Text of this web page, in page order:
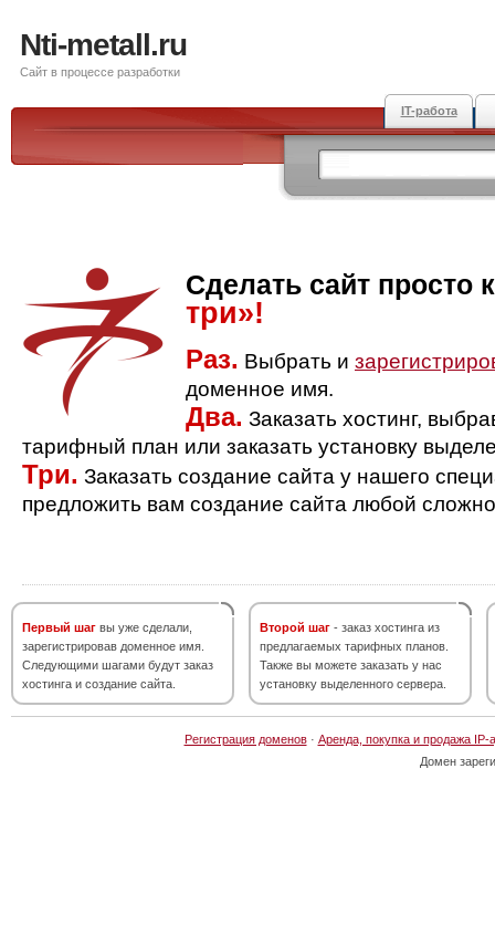
Nti-metall.ru
Сайт в процессе разработки
IT-работа
Сделать сайт просто
три»!
Раз. Выбрать и
доменное имя.
Два. Заказать хостинг,
тарифный план или заказать установку
Три. Заказать создание сайта у нашего
предложить вам создание сайта любой
Первый шаг вы уже сделали,
зарегистрировав доменное имя.
Следующими шагами будут заказ
хостинга и создание сайта.
Второй шаг - заказ хостинга из
предлагаемых тарифных планов.
Также вы можете заказать у нас
установку выделенного сервера.
Регистрация доменов· Аренда, покупка и продажа IP-
Домен